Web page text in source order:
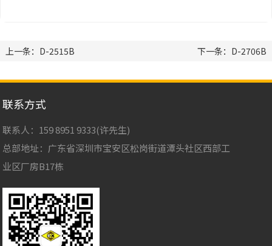
上一条：D-2515B 下一条：D-2706B
联系方式
联系人：159 8951 9333(许先生)
总部地址：广东省深圳市宝安区松岗街道潭头社区西部工
业区厂房B17栋